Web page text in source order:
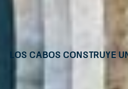
Los Cabos construye